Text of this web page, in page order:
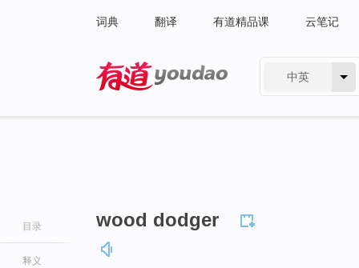
词典 翻译 有道精品课 云笔记
中英
目录
释义
wood dodger